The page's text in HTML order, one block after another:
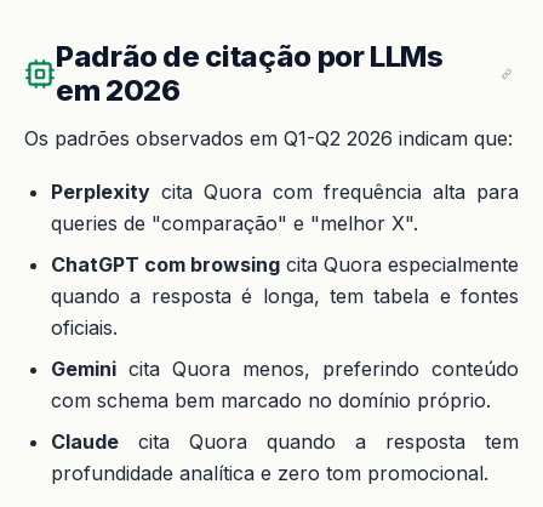
Padrão de citação por LLMs
em 2026
Os padrões observados em Q1-Q2 2026 indicam que:
Perplexity cita Quora com frequência alta para
queries de "comparação" e "melhor X".
ChatGPT com browsing cita Quora especialmente
quando a resposta é longa, tem tabela e fontes
oficiais.
Gemini cita Quora menos, preferindo conteúdo
com schema bem marcado no domínio próprio.
Claude cita Quora quando a resposta tem
profundidade analítica e zero tom promocional.